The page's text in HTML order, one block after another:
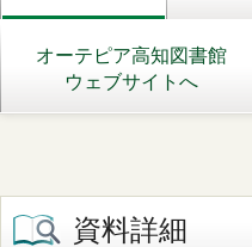
オーテピア高知図書館
ウェブサイトへ
資料詳細